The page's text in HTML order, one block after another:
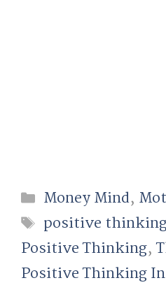
Categories
Money Mind,
Tags
positive
Positive Thinking,
Positive Thinking